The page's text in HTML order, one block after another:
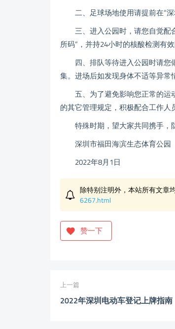
二、足球场地使用请提前在“深
三、进入公园时，请您自觉配
所码”，并持24小时的核酸检测有
四、排队等待进入公园时请您
集。进场后如发现身体不适等异常
五、为了避免影响您正常的运
的其它管理规定，积极配合工作人
特殊时期，望大家共同携手，
深圳市福田海滨生态体育公园
2022年8月1日
除特别注明外，本站所有文章
6267.html
赞一下
上一篇
2022年深圳电动车登记上牌指南